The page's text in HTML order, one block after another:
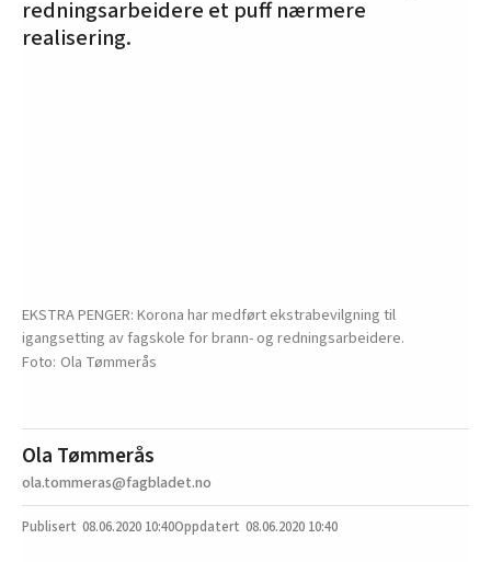
redningsarbeidere et puff nærmere
realisering.
EKSTRA PENGER: Korona har medført ekstrabevilgning til
igangsetting av fagskole for brann- og redningsarbeidere.
Ola Tømmerås
Ola Tømmerås
ola.tommeras@fagbladet.no
08.06.2020 10:40 08.06.2020 10:40